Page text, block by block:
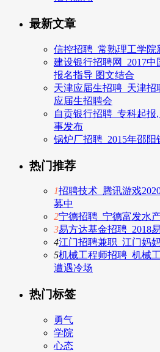
最新文章
信控招聘_常熟理工学院
建设银行招聘网_2017
报名指导 图文结合
天津应届生招聘_天津
应届生招聘会
自贡银行招聘_专科起
事发布
锅炉厂招聘_2015年邵
热门推荐
1招聘技术_腾讯游戏
募中
2宁德招聘_宁德富发水
3易方达基金招聘_2018
4江门招聘兼职_江门妈
5机械工程师招聘_机械
遭遇冷场
热门标签
勇气
学院
心态